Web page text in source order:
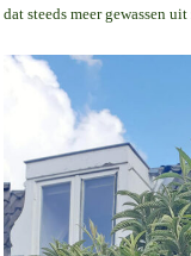
dat steeds meer gewassen